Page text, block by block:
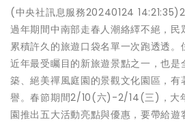
(中央社訊息服務20240124
過年期間中南部走春人潮絡繹不絕，
累積許久的旅遊口袋名單一次跑透透
近年最受矚目的新旅遊景點之一，也是
築、絕美禪風庭園的景觀文化園區，有
譽。春節期間2/10(六)-2/14(三)，大
園推出五大活動亮點與優惠，要帶給遊